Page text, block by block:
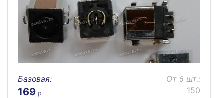
Базовая:
169 р.
От 5 шт.:
150